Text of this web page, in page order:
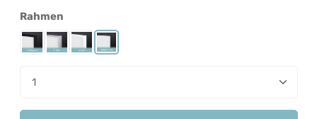
Rahmenauswählen
Rahmen Schwarz
Rahmen Silber
Rahmen Weiß
Rahmenlos
Produkt Anzahl: Gib den gewünschten Wert ein